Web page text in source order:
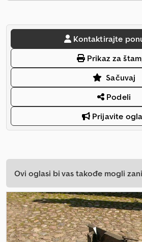
Kontaktirajte
Prikaz za
Sačuvaj
Podeli
Prijavite
Ovi oglasi bi vas takođe mogli